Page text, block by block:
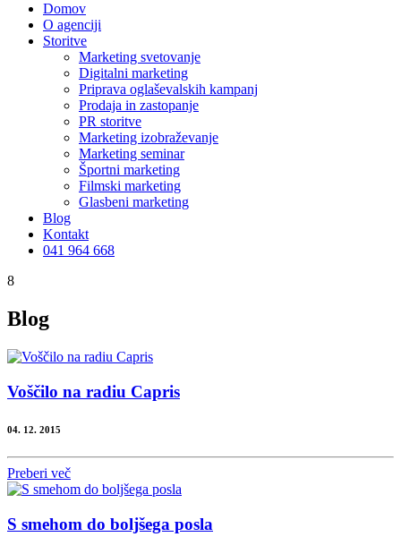
Domov
O agenciji
Storitve
Marketing svetovanje
Digitalni marketing
Priprava oglaševalskih kampanj
Prodaja in zastopanje
PR storitve
Marketing izobraževanje
Marketing seminar
Športni marketing
Filmski marketing
Glasbeni marketing
Blog
Kontakt
041 964 668
8
Blog
Voščilo na radiu Capris
04. 12. 2015
Preberi več
S smehom do boljšega posla